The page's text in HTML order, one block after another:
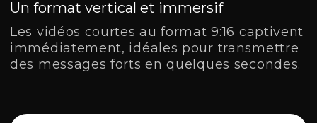
Un format vertical et immersif
Les vidéos courtes au format 9:16 captivent
immédiatement, idéales pour transmettre
des messages forts en quelques secondes.